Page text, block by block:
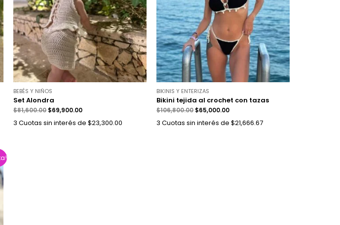
BEBÉS Y NIÑOS
Set Alondra
$81,600.00 $69,900.00
3 Cuotas sin interés de $23,300.00
BIKINIS Y ENTERIZAS
Bikini tejida al crochet con tazas
$106,800.00 $65,000.00
3 Cuotas sin interés de $21,666.67